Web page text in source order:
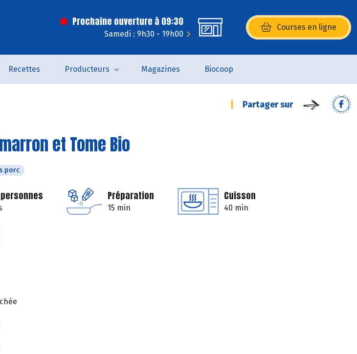
Prochaine ouverture à 09:30
Samedi : 9h30 - 19h00
Courses en ligne
(s’ouvre dans une nouvelle
Recettes Producteurs Magazines Biocoop
Partager sur
et Tome Bio
porc
Préparation
15 min
Cuisson
40 min